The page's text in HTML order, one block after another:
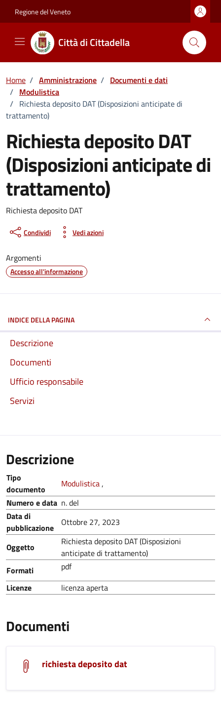
Regione del Veneto
Città di Cittadella
Home / Amministrazione / Documenti e dati
/ Modulistica
/ Richiesta deposito DAT (Disposizioni anticipate di
trattamento)
Richiesta deposito DAT
(Disposizioni anticipate di
trattamento)
Dettagli del documento
Richiesta deposito DAT
Condividi Vedi azioni
Argomenti
Accesso all'informazione
INDICE DELLA PAGINA
Descrizione
Documenti
Ufficio responsabile
Servizi
Descrizione
Tipo
documento
Modulistica,
Numero e data n. del
Data di
pubblicazione
Ottobre 27, 2023
Oggetto
Richiesta deposito DAT (Disposizioni
anticipate di trattamento)
Formati
pdf
Licenze
licenza aperta
Documenti
richiesta deposito dat